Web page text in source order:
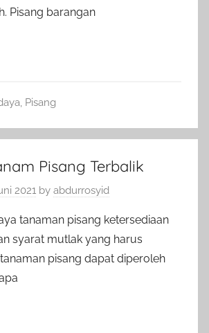
Pisang barangan
Pisang
Pisang Terbalik
2021 by abdurrosyid
tanaman pisang ketersediaan
syarat mutlak yang harus
pisang dapat diperoleh